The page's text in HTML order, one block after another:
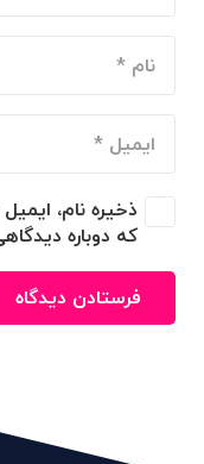
ذخیره نام،
که دوباره
فرستادن دیدگاه